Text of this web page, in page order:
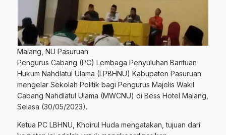
Malang, NU Pasuruan
Pengurus Cabang (PC) Lembaga Penyuluhan Bantuan
Hukum Nahdlatul Ulama (LPBHNU) Kabupaten Pasuruan
mengelar Sekolah Politik bagi Pengurus Majelis Wakil
Cabang Nahdlatul Ulama (MWCNU) di Bess Hotel Malang,
Selasa (30/05/2023).
Ketua PC LBHNU, Khoirul Huda mengatakan, tujuan dari